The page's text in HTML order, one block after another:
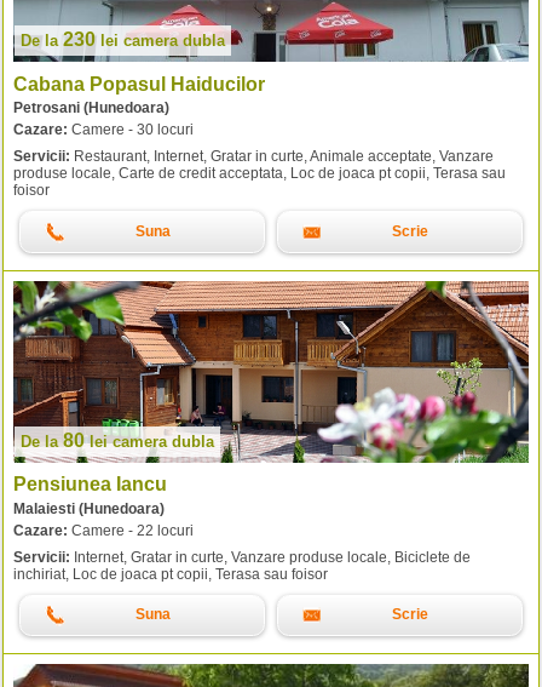
De la 230 lei camera dubla
Cabana Popasul Haiducilor
Petrosani (Hunedoara)
Cazare: Camere - 30 locuri
Servicii: Restaurant, Internet, Gratar in curte, Animale acceptate, Vanzare
produse locale, Carte de credit acceptata, Loc de joaca pt copii, Terasa sau
foisor
Suna Scrie
De la 80leicamera dubla
Pensiunea Iancu
Malaiesti (Hunedoara)
Cazare: Camere - 22 locuri
Servicii: Internet, Gratar in curte, Vanzare produse locale, Biciclete de
inchiriat, Loc de joaca pt copii, Terasa sau foisor
Suna Scrie